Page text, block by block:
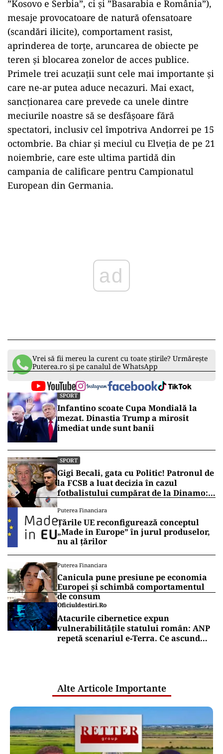
”Kosovo e Serbia”, ci și ”Basarabia e România”),
mesaje provocatoare de natură ofensatoare
(scandări ilicite), comportament rasist,
aprinderea de torțe, aruncarea de obiecte pe
teren și blocarea zonelor de acces publice.
Primele trei acuzații sunt cele mai importante și
care ne-ar putea aduce necazuri. Mai exact,
sancționarea care prevede ca unele dintre
meciurile noastre să se desfășoare fără
spectatori, inclusiv cel împotriva Andorrei pe 15
octombrie. Ba chiar și meciul cu Elveția de pe 21
noiembrie, care este ultima partidă din
campania de calificare pentru Campionatul
European din Germania.
Vrei să fii mereu la curent cu toate știrile? Urmărește
Puterea.ro și pe canalul de WhatsApp
SPORT
Infantino scoate Cupa Mondială la
mezat. Dinastia Trump a mirosit
imediat unde sunt banii
SPORT
Gigi Becali, gata cu Politic! Patronul de
la FCSB a luat decizia în cazul
fotbalistului cumpărat de la Dinamo:
Puterea Financiara
Țările UE reconfigurează conceptul
„Made in Europe” în jurul produselor,
nu al țărilor
Puterea Financiara
Canicula pune presiune pe economia
Europei și schimbă comportamentul
de consum
Oficiuldestiri.ro
Atacurile cibernetice expun
vulnerabilitățile statului român: ANP
repetă scenariul e‑Terra. Ce ascund
Alte Articole Importante